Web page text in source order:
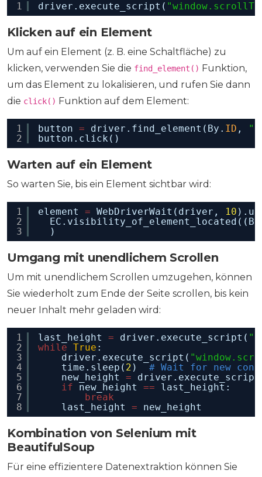
1 driver.execute_script(
Klicken auf ein Element
Um auf ein Element (z. B. eine Schaltfläche) zu
klicken, verwenden Sie die find_element() Funktion,
um das Element zu lokalisieren, und rufen Sie dann
die click() Funktion auf dem Element:
1
2
button = driver.find_element(By. ID ,
button.click()
Warten auf ein Element
So warten Sie, bis ein Element sichtbar wird:
1
2
3
element = WebDriverWait(driver, 10
)
Umgang mit unendlichem Scrollen
Um mit unendlichem Scrollen umzugehen, können
Sie wiederholt zum Ende der Seite scrollen, bis kein
neuer Inhalt mehr geladen wird:
1
2
3
4
5
6
7
8
last_height = driver.execute_script(
while True :
driver.execute_script(
time.sleep( 2 ) # Wait for new
new_height =
if
new_height ==
last_height:
break
last_height = new_height
Kombination von Selenium mit
BeautifulSoup
Für eine effizientere Datenextraktion können Sie